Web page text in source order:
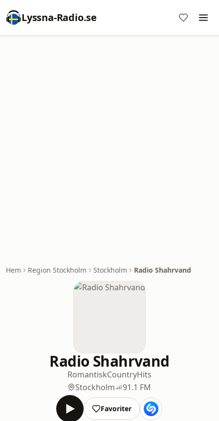
Lyssna-Radio.se
Hem Region Stockholm Stockholm Radio Shahrvand
Radio Shahrvand
RomantiskCountryHits
Stockholm
91.1 FM
Favoriter